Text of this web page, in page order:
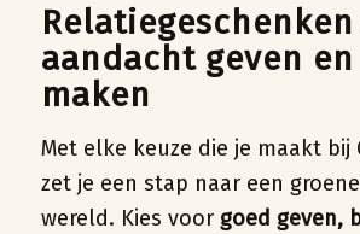
aandacht geven
maken
Met elke keuze die je maakt bij
zet je een stap naar een
wereld. Kies voor goed geven,